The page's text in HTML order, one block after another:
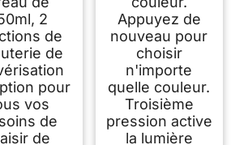
2
de
de
pour
vos
de
de
Appuyez de
nouveau pour
choisir
n'importe
quelle couleur.
Troisième
pression active
la lumière